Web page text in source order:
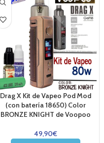
Drag X Kit de Vapeo Pod Mod
(con batería 18650) Color
BRONZE KNIGHT de Voopoo
49,90€